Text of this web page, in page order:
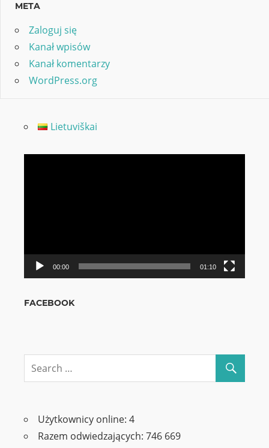
META
Zaloguj się
Kanał wpisów
Kanał komentarzy
WordPress.org
Lietuviškai
00:00 01:10
FACEBOOK
Użytkownicy online: 4
Razem odwiedzających: 746 669